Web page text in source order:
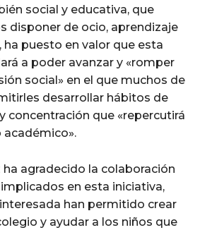
social y educativa, que
disponer de ocio, aprendizaje
ha puesto en valor que esta
a poder avanzar y «romper
social» en el que muchos de
desarrollar hábitos de
concentración que «repercutirá
ha agradecido la colaboración
en esta iniciativa,
han permitido crear
y ayudar a los niños que